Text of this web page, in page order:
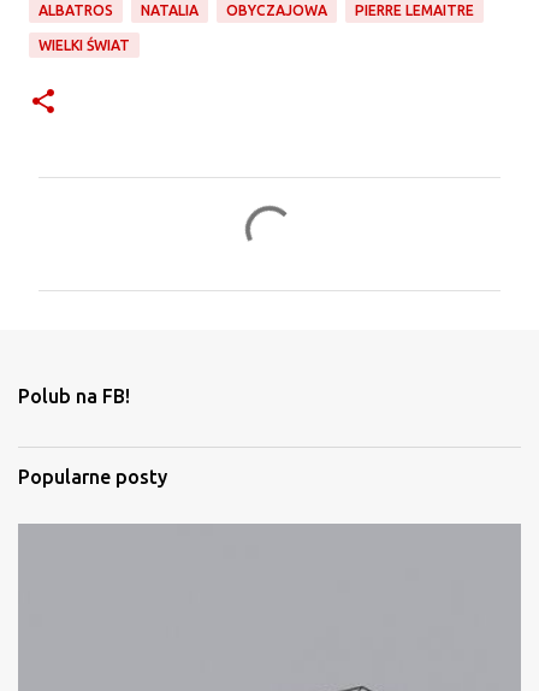
ALBATROS NATALIA OBYCZAJOWA PIERRE LEMAITRE
WIELKI ŚWIAT
t
r
z
e
Polub na FB!
Popularne posty